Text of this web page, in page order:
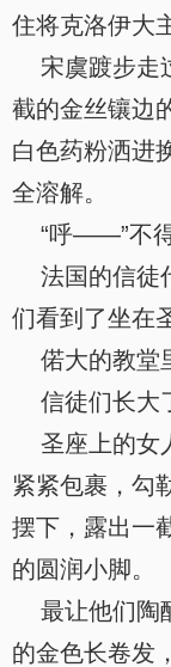
住将克洛伊大
宋虞踱步走
截的金丝镶边
白色药粉洒进
全溶解。
“呼——”不得
法国的信徒
们看到了坐在
偌大的教堂
信徒们长大
圣座上的女
紧紧包裹，勾
摆下，露出一
的圆润小脚。
最让他们陶
的金色长卷发